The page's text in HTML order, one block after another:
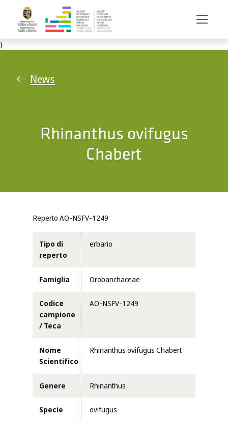
Salta al contenuto principale
}
News
Rhinanthus ovifugus
Chabert
Reperto AO-NSFV-1249
Tipo di
reperto
erbario
Famiglia Orobanchaceae
Codice
campione
/ Teca
AO-NSFV-1249
Nome
Scientifico
Rhinanthus ovifugus Chabert
Genere Rhinanthus
Specie ovifugus